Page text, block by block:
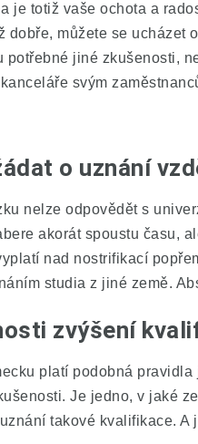
je totiž vaše ochota a
dobře, můžete se ucházet
potřebné jiné zkušenosti,
svým
o uznání
nelze odpovědět s
akorát spoustu času,
nad nostrifikací
studia z jiné země.
zvýšení
platí podobná
Je jedno, v jaké
takové kvalifikace.